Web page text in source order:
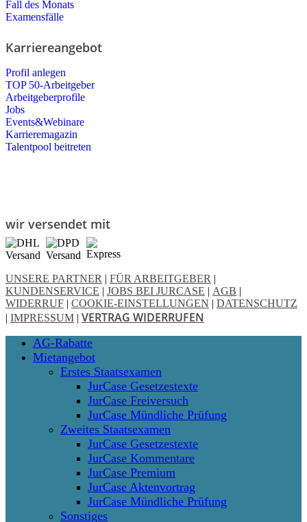
Fall des Monats
Examensfälle
Karriereangebot
Profil anlegen
TOP 50-Arbeitgeber
Arbeitgeberprofile
Jobs
Events&Webinare
Karrieremagazin
Talentpool beitreten
wir versendet mit
UNSERE PARTNER | FÜR ARBEITGEBER |
KUNDENSERVICE | JOBS BEI JURCASE | AGB |
WIDERRUF | COOKIE-EINSTELLUNGEN | DATENSCHUTZ
| IMPRESSUM | VERTRAG WIDERRUFEN
Close
AG-Rabatte
Mietangebot
Erstes Staatsexamen
JurCase Gesetzestexte
JurCase Freiversuch
JurCase Mündliche Prüfung
Zweites Staatsexamen
JurCase Gesetzestexte
JurCase Kommentare
JurCase Premium
JurCase Aktenvortrag
JurCase Mündliche Prüfung
Sonstiges